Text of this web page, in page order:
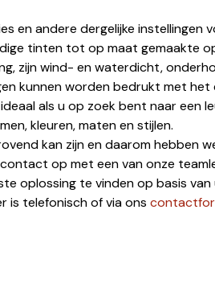
en andere dergelijke instellingen
tinten tot op maat gemaakte
zijn wind- en waterdicht,
kunnen worden bedrukt met het
als u op zoek bent naar een
kleuren, maten en stijlen.
kan zijn en daarom hebben
op met een van onze
oplossing te vinden op basis
is telefonisch of via ons